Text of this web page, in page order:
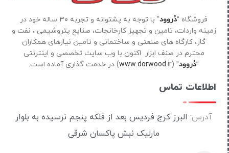
فروشگاه “دُروود
” با توجه به پشتوانه و تجربه ۳۰ ساله خود در
زمینه واردات، تامین و تجهیز کارخانجات، صنایع پتروشیمی ، نفت و
گاز، کارگاه های صنعتی و ساختمانی و تامین نیازهای همکاران
محترم در صنف ابزار اکنون با وب سایت تخصصی و اینترنتی
“دُروود” (
www.dorwood.ir) در خدمت گذاری آماده است.
اطلاعات تماس
آدرس: البرز کرج فردیس بعد از فلکه پنجم نرسیده به بلوار
مارلیک نبش پاکسان شرقی